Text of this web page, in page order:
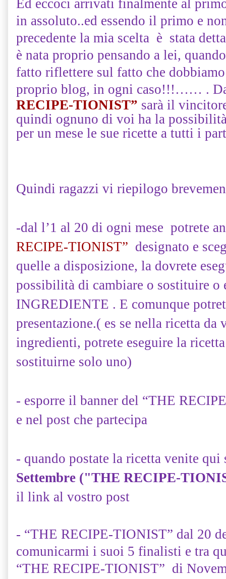
Ed eccoci arrivati finalmente al
in assoluto..ed essendo il primo e
precedente la mia scelta è stata
è nata proprio pensando a lei,
fatto riflettere sul fatto che
proprio blog, in ogni caso!!! …… .
RECIPE-TIONIST” sarà il
quindi ognuno di voi ha la
per un mese le sue ricette a tutti i
Quindi ragazzi vi riepilogo
-dal l’1 al 20 di ogni mese potrete
RECIPE-TIONIST” designato e
quelle a disposizione, la dovrete
possibilità di cambiare o sostituire
INGREDIENTE . E comunque
presentazione.( es se nella ricetta da
ingredienti, potrete eseguire la
sostituirne solo uno)
- esporre il banner del “THE
e nel post che partecipa
- quando postate la ricetta venite qui
Settembre ("THE RECIPE-
il link al vostro post
- “THE RECIPE-TIONIST” dal 20
comunicarmi i suoi 5 finalisti e tra
“THE RECIPE-TIONIST” di